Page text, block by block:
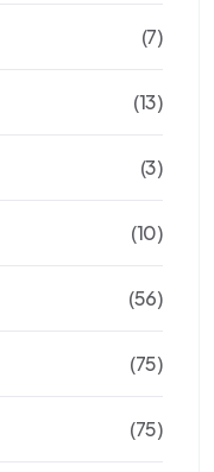
(7)
(13)
(3)
(10)
(56)
(75)
(75)